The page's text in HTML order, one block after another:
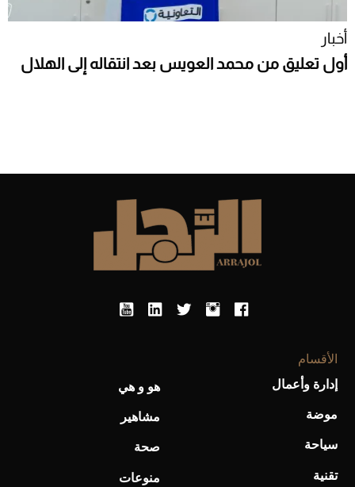
أخبار
أول تعليق من محمد العويس بعد انتقاله إلى الهلال
الأقسام
إدارة وأعمال
موضة
سياحة
تقنية
هو و هي
مشاهير
صحة
منوعات